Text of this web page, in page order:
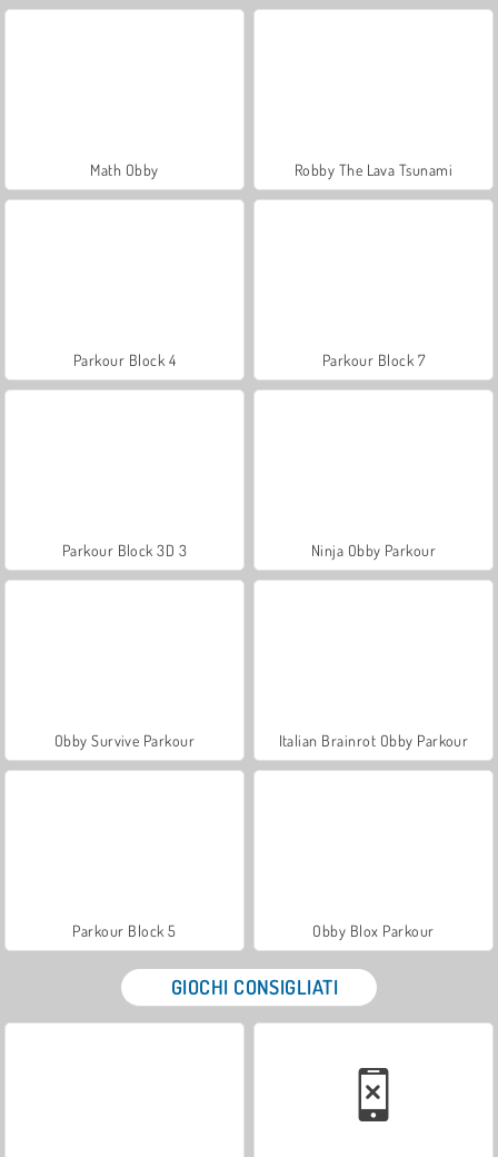
Math Obby Robby The Lava Tsunami
Parkour Block 4 Parkour Block 7
Parkour Block 3D 3 Ninja Obby Parkour
Obby Survive Parkour Italian Brainrot Obby Parkour
Parkour Block 5 Obby Blox Parkour
GIOCHI CONSIGLIATI